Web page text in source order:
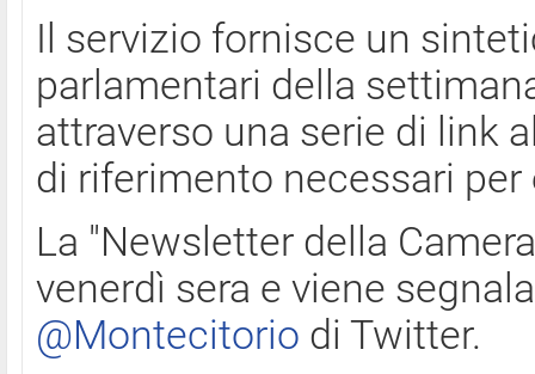
Il servizio fornisce un
parlamentari della
attraverso una serie di link
di riferimento necessari
La "Newsletter della
venerdì sera e viene
@Montecitorio di Twitter.